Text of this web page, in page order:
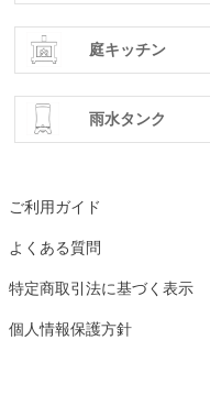
庭キッチン
雨水タンク
ご利用ガイド
よくある質問
特定商取引法に基づく表示
個人情報保護方針